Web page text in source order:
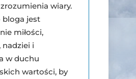
wiary.
bloga jest
miłości,
nadziei i
w duchu
wartości, by